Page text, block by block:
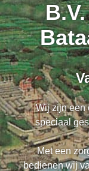
Wij zijn een
speciaal
Met een
bedienen wij